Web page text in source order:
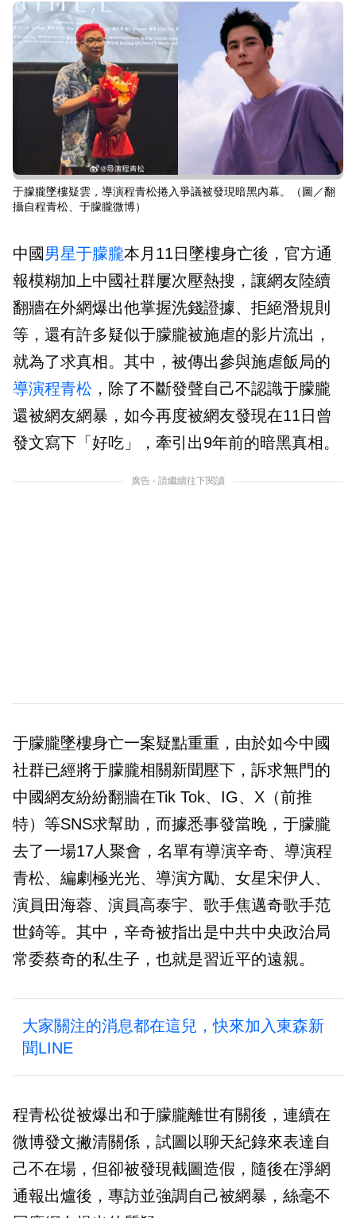
于朦朧墜樓疑雲，導演程青松捲入爭議被發現暗黑內幕。（圖／翻
攝自程青松、于朦朧微博）
中國 男星于朦朧本月11日墜樓身亡後，官方通
報模糊加上中國社群屢次壓熱搜，讓網友陸續
翻牆在外網爆出他掌握洗錢證據、拒絕潛規則
等，還有許多疑似于朦朧被施虐的影片流出，
就為了求真相。其中，被傳出參與施虐飯局的
導演程青松 ，除了不斷發聲自己不認識于朦朧
還被網友網暴，如今再度被網友發現在11日曾
發文寫下「好吃」，牽引出9年前的暗黑真相。
廣告 - 請繼續往下閱讀
于朦朧墜樓身亡一案疑點重重，由於如今中國
社群已經將于朦朧相關新聞壓下，訴求無門的
中國網友紛紛翻牆在Tik Tok、IG、X（前推
特）等SNS求幫助，而據悉事發當晚，于朦朧
去了一場17人聚會，名單有導演辛奇、導演程
青松、編劇極光光、導演方勵、女星宋伊人、
演員田海蓉、演員高泰宇、歌手焦邁奇歌手范
世錡等。其中，辛奇被指出是中共中央政治局
常委蔡奇的私生子，也就是習近平的遠親。
大家關注的消息都在這兒，快來加入東森新
聞LINE
程青松從被爆出和于朦朧離世有關後，連續在
微博發文撇清關係，試圖以聊天紀錄來表達自
己不在場，但卻被發現截圖造假，隨後在淨網
通報出爐後，專訪並強調自己被網暴，絲毫不